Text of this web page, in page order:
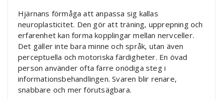
Hjärnans förmåga att anpassa sig kallas
neuroplasticitet. Den gör att träning, upprepning och
erfarenhet kan forma kopplingar mellan nervceller.
Det gäller inte bara minne och språk, utan även
perceptuella och motoriska färdigheter. En övad
person använder ofta färre onödiga steg i
informationsbehandlingen. Svaren blir renare,
snabbare och mer förutsägbara.